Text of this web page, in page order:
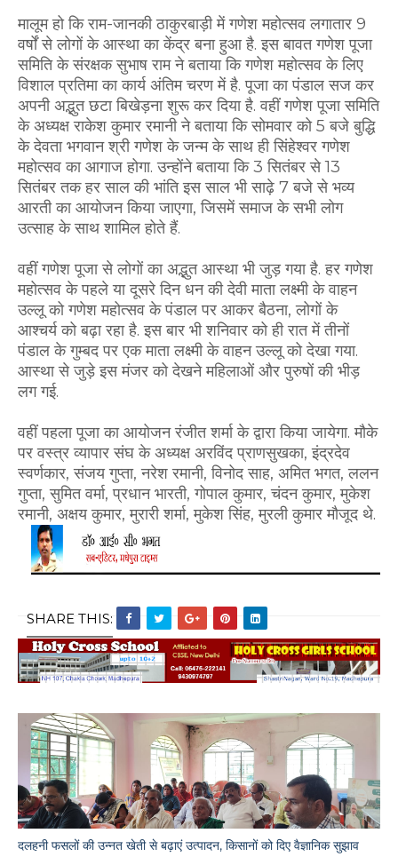
मालूम हो कि राम-जानकी ठाकुरबाड़ी में गणेश महोत्सव लगातार 9
वर्षों से लोगों के आस्था का केंद्र बना हुआ है. इस बावत गणेश पूजा
समिति के संरक्षक सुभाष राम ने बताया कि गणेश महोत्सव के लिए
विशाल प्रतिमा का कार्य अंतिम चरण में है. पूजा का पंडाल सज कर
अपनी अद्भुत छटा बिखेड़ना शुरू कर दिया है. वहीं गणेश पूजा समिति
के अध्यक्ष राकेश कुमार रमानी ने बताया कि सोमवार को 5 बजे बुद्धि
के देवता भगवान श्री गणेश के जन्म के साथ ही सिंहेश्वर गणेश
महोत्सव का आगाज होगा. उन्होंने बताया कि 3 सितंबर से 13
सितंबर तक हर साल की भांति इस साल भी साढ़े 7 बजे से भव्य
आरती का आयोजन किया जाएगा, जिसमें समाज के सभी लोग
उत्साह के साथ शामिल होते हैं.
वहीं गणेश पूजा से लोगों का अद्भुत आस्था भी जुड़ गया है. हर गणेश
महोत्सव के पहले या दूसरे दिन धन की देवी माता लक्ष्मी के वाहन
उल्लू को गणेश महोत्सव के पंडाल पर आकर बैठना, लोगों के
आश्चर्य को बढ़ा रहा है. इस बार भी शनिवार को ही रात में तीनों
पंडाल के गुम्बद पर एक माता लक्ष्मी के वाहन उल्लू को देखा गया.
आस्था से जुड़े इस मंजर को देखने महिलाओं और पुरुषों की भीड़
लग गई.
वहीं पहला पूजा का आयोजन रंजीत शर्मा के द्वारा किया जायेगा. मौके
पर वस्त्र व्यापार संघ के अध्यक्ष अरविंद प्राणसुखका, इंद्रदेव
स्वर्णकार, संजय गुप्ता, नरेश रमानी, विनोद साह, अमित भगत, ललन
गुप्ता, सुमित वर्मा, प्रधान भारती, गोपाल कुमार, चंदन कुमार, मुकेश
रमानी, अक्षय कुमार, मुरारी शर्मा, मुकेश सिंह, मुरली कुमार मौजूद थे.
SHARE THIS:
दलहनी फसलों की उन्नत खेती से बढ़ाएं उत्पादन, किसानों को दिए वैज्ञानिक सुझाव